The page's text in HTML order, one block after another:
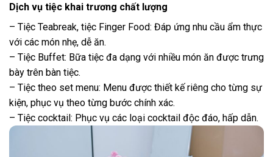
Dịch vụ tiệc khai trương chất lượng
– Tiệc Teabreak, tiệc Finger Food: Đáp ứng nhu cầu ẩm thực
với các món nhẹ, dễ ăn.
– Tiệc Buffet: Bữa tiệc đa dạng với nhiều món ăn được trưng
bày trên bàn tiệc.
– Tiệc theo set menu: Menu được thiết kế riêng cho từng sự
kiện, phục vụ theo từng bước chính xác.
– Tiệc cocktail: Phục vụ các loại cocktail độc đáo, hấp dẫn.